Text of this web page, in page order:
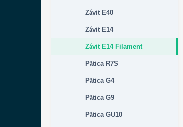
Závit E40
Závit E14
Závit E14 Filament
Pätica R7S
Pätica G4
Pätica G9
Pätica GU10